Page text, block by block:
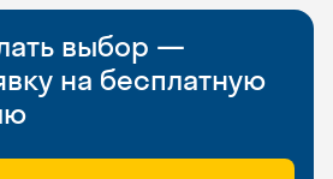
выбор —
на бесплатную